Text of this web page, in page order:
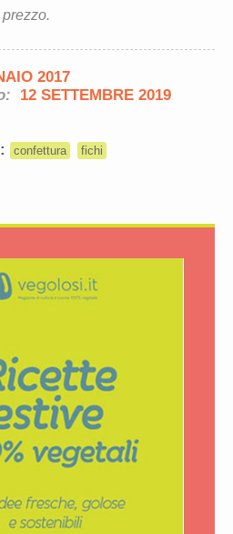
2017
12 SETTEMBRE 2019
confettura fichi